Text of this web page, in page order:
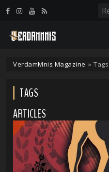
VerdamMnis Magazine » Tags
TAGS
ARTICLES
Panneau de gestion des cookies